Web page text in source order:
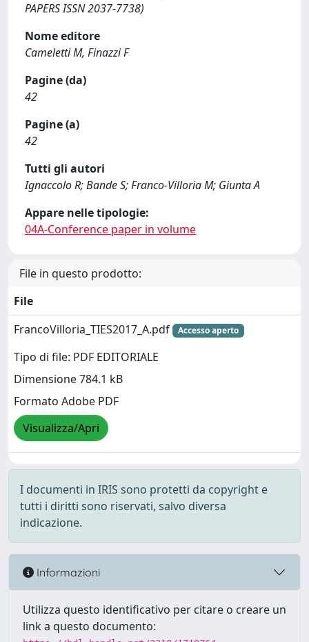
PAPERS ISSN 2037-7738)
Nome editore
Cameletti M, Finazzi F
Pagine (da)
42
Pagine (a)
42
Tutti gli autori
Ignaccolo R; Bande S; Franco-Villoria M; Giunta A
Appare nelle tipologie:
04A-Conference paper in volume
File in questo prodotto:
File
FrancoVilloria_TIES2017_A.pdf
Accesso aperto
Tipo di file: PDF EDITORIALE
Dimensione 784.1 kB
Formato Adobe PDF
Visualizza/Apri
I documenti in IRIS sono protetti da copyright e
tutti i diritti sono riservati, salvo diversa
indicazione.
Informazioni
Utilizza questo identificativo per citare o creare un
link a questo documento: